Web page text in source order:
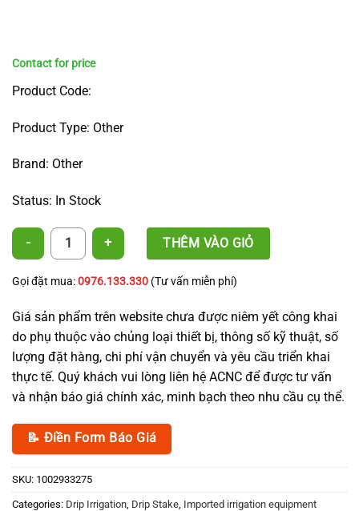
Product Code:
Product Type: Other
Brand: Other
Status: In Stock
Five Branches for 5mm Micro Tube quantity
THÊM VÀO GIỎ
Gọi đặt mua:0976.133.330 (Tư vấn miễn phí)
Giá sản phẩm trên website chưa được niêm yết công khai
do phụ thuộc vào chủng loại thiết bị, thông số kỹ thuật, số
lượng đặt hàng, chi phí vận chuyển và yêu cầu triển khai
thực tế. Quý khách vui lòng liên hệ ACNC để được tư vấn
và nhận báo giá chính xác, minh bạch theo nhu cầu cụ thể.
📝 Điền Form Báo Giá
SKU: 1002933275
Categories: Drip Irrigation Drip Stake Imported irrigation equipment